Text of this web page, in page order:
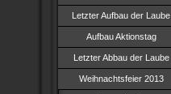
Letzter Aufbau der Laube
Aufbau Aktionstag
Letzter Abbau der Laube
Weihnachtsfeier 2013